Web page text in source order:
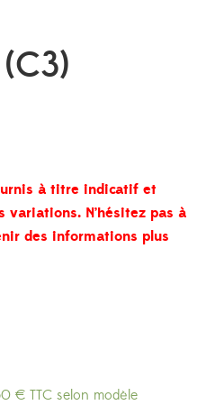
à titre indicatif et
N’hésitez pas à
des informations plus
€ TTC selon modèle